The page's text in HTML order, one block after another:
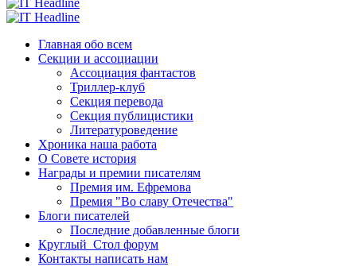
Главная обо всем
Секции и ассоциации
Ассоциация фантастов
Триллер-клуб
Секция перевода
Секция публицистики
Литературоведение
Хроника наша работа
О Совете история
Награды и премии писателям
Премия им. Ефремова
Премия "Во славу Отечества"
Блоги писателей
Последние добавленные блоги
Круглый_Стол форум
Контакты написать нам